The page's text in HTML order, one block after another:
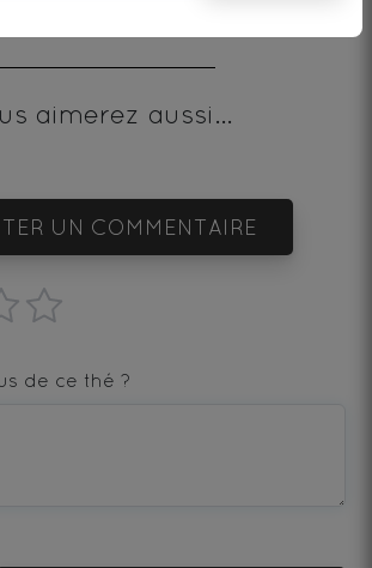
aimerez aussi...
AJOUTER UN COMMENTAIRE
stars
de ce thé ?